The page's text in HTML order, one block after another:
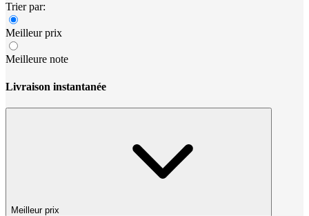
Trier par:
Meilleur prix
Meilleure note
Livraison instantanée
Meilleur prix